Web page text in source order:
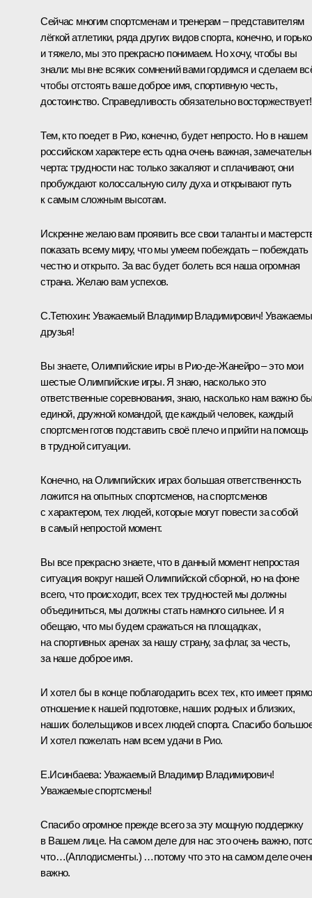
Сейчас многим спортсменам и тренерам – представителям
лёгкой атлетики, ряда других видов спорта, конечно, и
и тяжело, мы это прекрасно понимаем. Но хочу, чтобы вы
знали: мы вне всяких сомнений вами гордимся и сделаем
чтобы отстоять ваше доброе имя, спортивную честь,
достоинство. Справедливость обязательно восторжествует!
Тем, кто поедет в Рио, конечно, будет непросто. Но в нашем
российском характере есть одна очень важная,
черта: трудности нас только закаляют и сплачивают, они
пробуждают колоссальную силу духа и открывают путь
к самым сложным высотам.
Искренне желаю вам проявить все свои таланты и
показать всему миру, что мы умеем побеждать – побеждать
честно и открыто. За вас будет болеть вся наша огромная
страна. Желаю вам успехов.
С.Тетюхин: Уважаемый Владимир Владимирович!
друзья!
Вы знаете, Олимпийские игры в Рио‑де-Жанейро – это мои
шестые Олимпийские игры. Я знаю, насколько это
ответственные соревнования, знаю, насколько нам важно
единой, дружной командой, где каждый человек, каждый
спортсмен готов подставить своё плечо и прийти на помощь
в трудной ситуации.
Конечно, на Олимпийских играх большая ответственность
ложится на опытных спортсменов, на спортсменов
с характером, тех людей, которые могут повести за собой
в самый непростой момент.
Вы все прекрасно знаете, что в данный момент непростая
ситуация вокруг нашей Олимпийской сборной, но на фоне
всего, что происходит, всех тех трудностей мы должны
объединиться, мы должны стать намного сильнее. И я
обещаю, что мы будем сражаться на площадках,
на спортивных аренах за нашу страну, за флаг, за честь,
за наше доброе имя.
И хотел бы в конце поблагодарить всех тех, кто имеет
отношение к нашей подготовке, наших родных и близких,
наших болельщиков и всех людей спорта. Спасибо
И хотел пожелать нам всем удачи в Рио.
Е.Исинбаева: Уважаемый Владимир Владимирович!
Уважаемые спортсмены!
Спасибо огромное прежде всего за эту мощную поддержку
в Вашем лице. На самом деле для нас это очень важно,
что…(Аплодисменты.) …потому что это на самом деле
важно.